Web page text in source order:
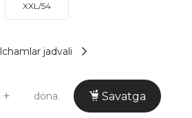
XXL/54
jadvali
+ dona. Savatga